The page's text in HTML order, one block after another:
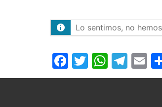
Lo sentimos, no
Facebook
Twitter